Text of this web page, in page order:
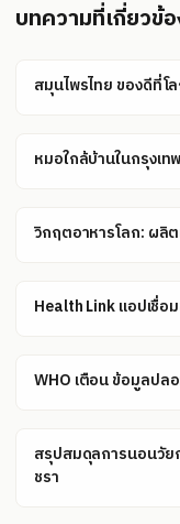
บทความที่เกี่ยวข้
สมุนไพรไทย ของดีที่โ
หมอใกล้บ้านในกรุงเ
วิกฤตอาหารโลก: ผลิ
Health Link แอปเชื่อ
WHO เตือน ข้อมูลปล
สรุปสมดุลการนอนวัยก
ชรา